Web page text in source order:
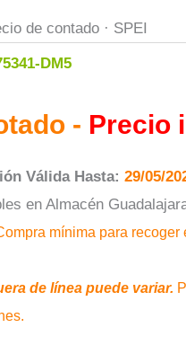
de contado · SPEI
DM5
- Precio
Válida Hasta:29/05/
en Almacén
mínima para recoger
de línea puede variar.